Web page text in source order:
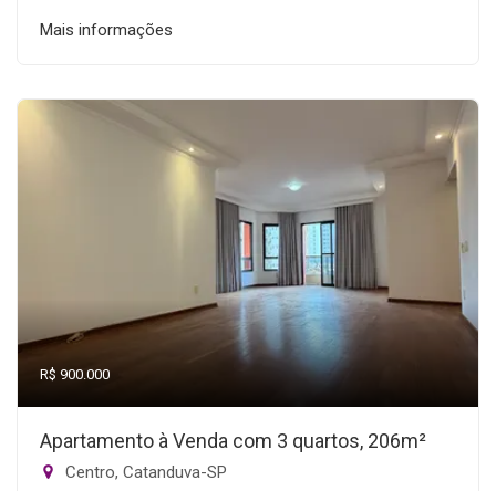
Mais informações
R$ 900.000
Apartamento à Venda com 3 quartos, 206m²
Centro, Catanduva-SP